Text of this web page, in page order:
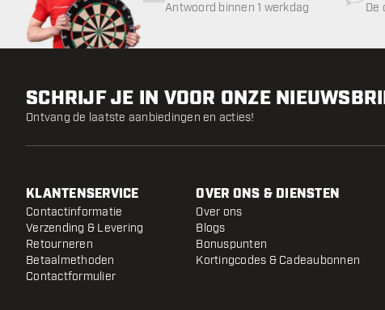
Antwoord binnen 1 werkdag De
SCHRIJF JE IN VOOR ONZE
Ontvang de laatste aanbiedingen en acties!
KLANTENSERVICE
Contactinformatie
Verzending & Levering
Retourneren
Betaalmethoden
Contactformulier
OVER ONS & DIENSTEN
Over ons
Blogs
Bonuspunten
Kortingcodes & Cadeaubonnen